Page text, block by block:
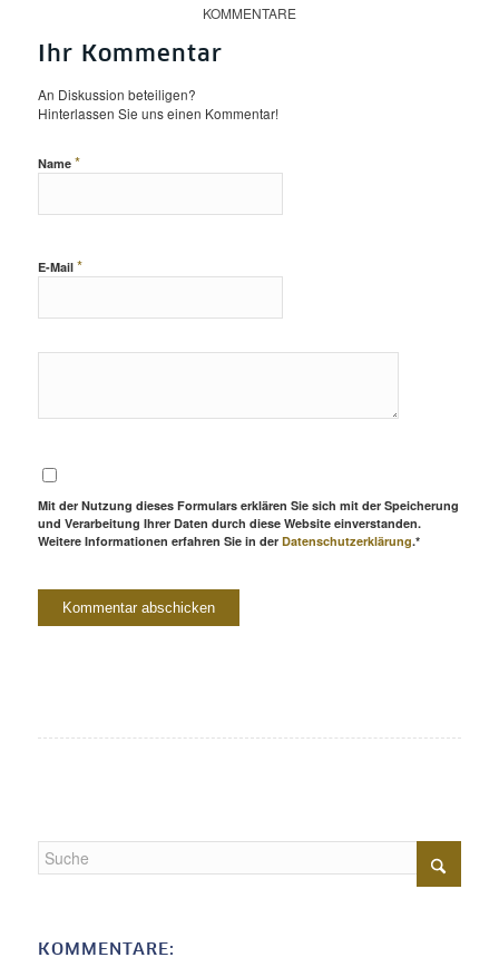
KOMMENTARE
Ihr Kommentar
An Diskussion beteiligen?
Hinterlassen Sie uns einen Kommentar!
Name *
E-Mail *
Mit der Nutzung dieses Formulars erklären Sie sich mit der Speicherung
und Verarbeitung Ihrer Daten durch diese Website einverstanden.
Weitere Informationen erfahren Sie in der Datenschutzerklärung.*
KOMMENTARE: